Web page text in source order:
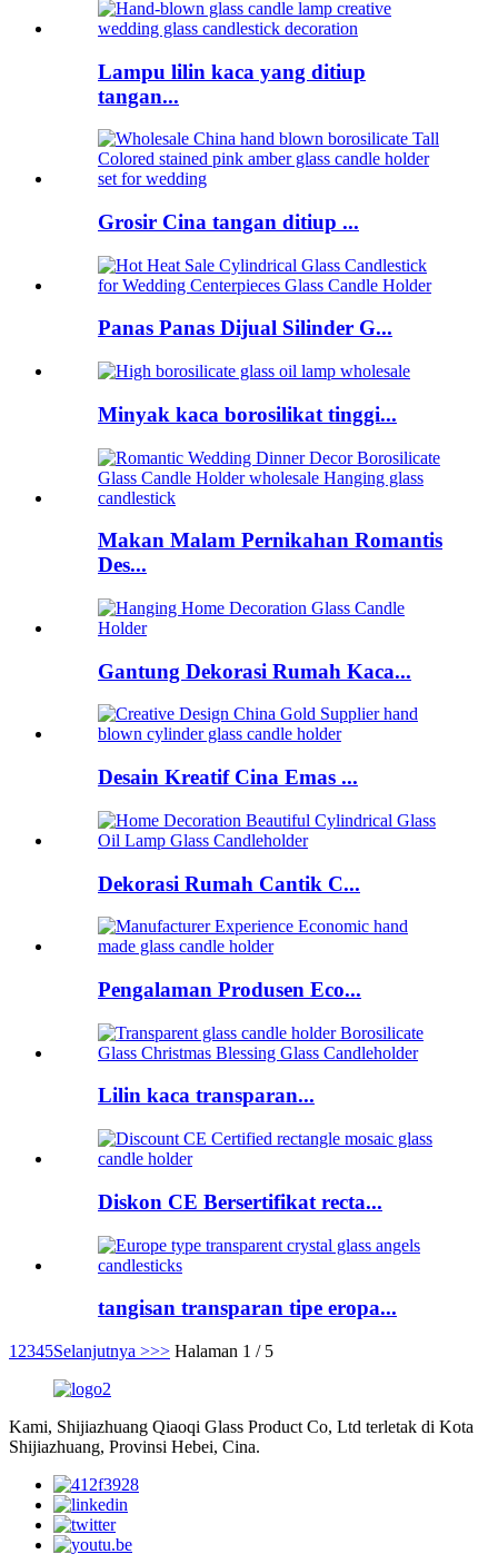
Lampu lilin kaca yang ditiup
tangan...
Grosir Cina tangan ditiup ...
Panas Panas Dijual Silinder G...
Minyak kaca borosilikat tinggi...
Makan Malam Pernikahan Romantis
Des...
Gantung Dekorasi Rumah Kaca...
Desain Kreatif Cina Emas ...
Dekorasi Rumah Cantik C...
Pengalaman Produsen Eco...
Lilin kaca transparan...
Diskon CE Bersertifikat recta...
tangisan transparan tipe eropa...
1 2345Selanjutnya >>> Halaman 1 / 5
Kami, Shijiazhuang Qiaoqi Glass Product Co, Ltd terletak di Kota
Shijiazhuang, Provinsi Hebei, Cina.